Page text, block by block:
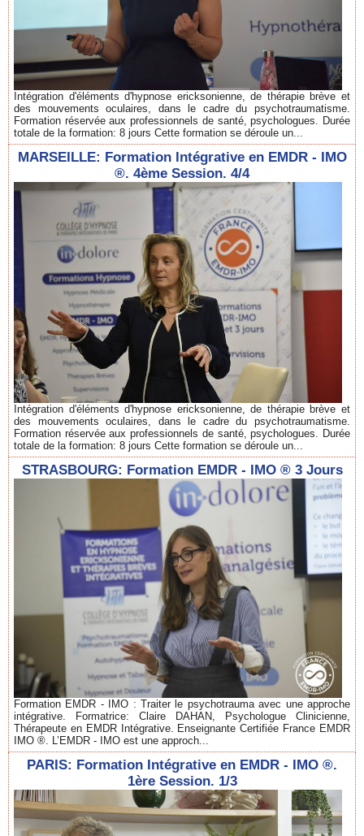
Intégration d'éléments d'hypnose ericksonienne, de thérapie brève et
des mouvements oculaires, dans le cadre du psychotraumatisme.
Formation réservée aux professionnels de santé, psychologues. Durée
totale de la formation: 8 jours Cette formation se déroule un...
MARSEILLE: Formation Intégrative en EMDR - IMO
®. 4ème Session. 4/4
Intégration d'éléments d'hypnose ericksonienne, de thérapie brève et
des mouvements oculaires, dans le cadre du psychotraumatisme.
Formation réservée aux professionnels de santé, psychologues. Durée
totale de la formation: 8 jours Cette formation se déroule un...
STRASBOURG: Formation EMDR - IMO ® 3 Jours
Formation EMDR - IMO : Traiter le psychotrauma avec une approche
intégrative. Formatrice: Claire DAHAN, Psychologue Clinicienne,
Thérapeute en EMDR Intégrative. Enseignante Certifiée France EMDR
IMO ®. L’EMDR - IMO est une approch...
PARIS: Formation Intégrative en EMDR - IMO ®.
1ère Session. 1/3